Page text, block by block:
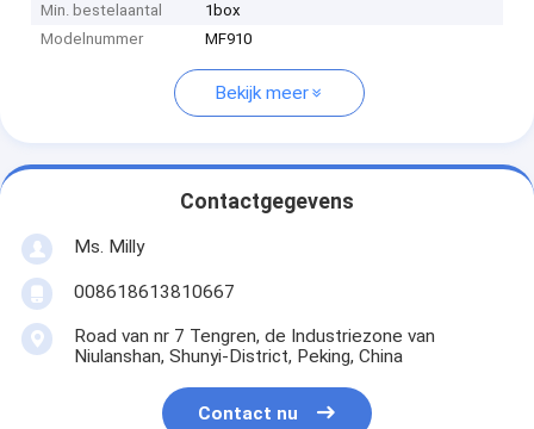
Min. bestelaantal
1box
Modelnummer
MF910
Bekijk meer
Contactgegevens
Ms. Milly
008618613810667
Road van nr 7 Tengren, de Industriezone van
Niulanshan, Shunyi-District, Peking, China
Contact nu